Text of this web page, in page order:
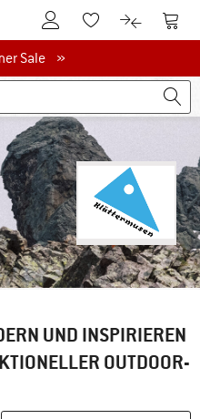
Zum KundenkontoZum Merkzettel.
Zum Zum
SaleSale »
UND INSPIRIEREN
OUTDOOR-